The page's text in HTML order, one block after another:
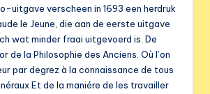
uitgave verscheen in 1693 een herdruk
le Jeune, die aan de eerste uitgave
wat minder fraai uitgevoerd is. De
de la Philosophie des Anciens. Où l’on
par degrez à la connaissance de tous
Et de la maniére de les travailler